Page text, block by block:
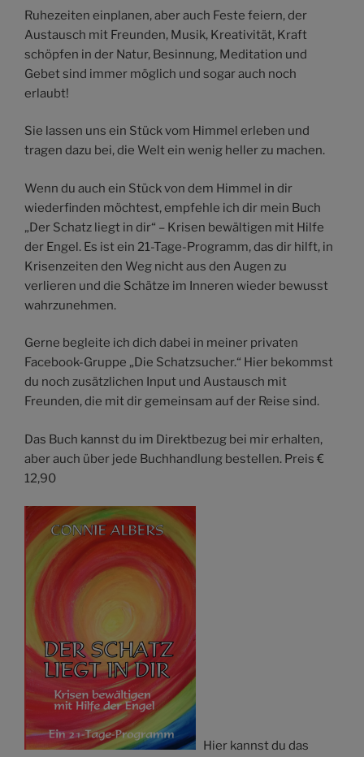
Ruhezeiten einplanen, aber auch Feste feiern, der
Austausch mit Freunden, Musik, Kreativität, Kraft
schöpfen in der Natur, Besinnung, Meditation und
Gebet sind immer möglich und sogar auch noch
erlaubt!
Sie lassen uns ein Stück vom Himmel erleben und
tragen dazu bei, die Welt ein wenig heller zu machen.
Wenn du auch ein Stück von dem Himmel in dir
wiederfinden möchtest, empfehle ich dir mein Buch
„Der Schatz liegt in dir“ – Krisen bewältigen mit Hilfe
der Engel. Es ist ein 21-Tage-Programm, das dir hilft, in
Krisenzeiten den Weg nicht aus den Augen zu
verlieren und die Schätze im Inneren wieder bewusst
wahrzunehmen.
Gerne begleite ich dich dabei in meiner privaten
Facebook-Gruppe „Die Schatzsucher.“ Hier bekommst
du noch zusätzlichen Input und Austausch mit
Freunden, die mit dir gemeinsam auf der Reise sind.
Das Buch kannst du im Direktbezug bei mir erhalten,
aber auch über jede Buchhandlung bestellen. Preis €
12,90
Hier kannst du das